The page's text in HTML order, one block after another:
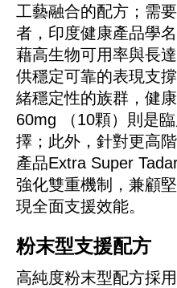
工藝融合的配方；需
者， 印度健康產品學
藉高生物可用率與長
供穩定可靠的表現支
緒穩定性的族群， 健
60mg （10顆） 則是
擇；此外，針對更高階
產品Extra Super
強化雙重機制，兼顧
現全面支援效能。
粉末型支援配方
高純度粉末型配方採